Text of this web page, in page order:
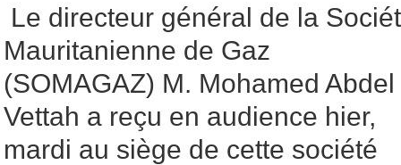
Le directeur général de la
Mauritanienne de Gaz
(SOMAGAZ) M. Mohamed Abdel
Vettah a reçu en audience hier,
mardi au siège de cette société